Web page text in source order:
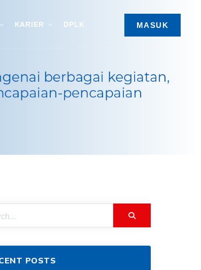
KARIER DPLK MASUK
POSTS